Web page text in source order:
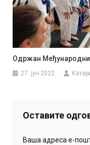
Одржан Међународни
27. јун 2022.
Оставите
Ваша адреса е-